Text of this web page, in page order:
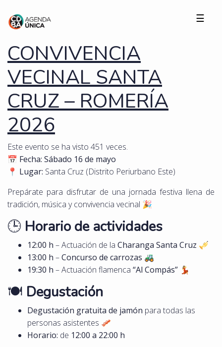
☰
CONVIVENCIA
VECINAL SANTA
CRUZ – ROMERÍA
2026
Este evento se ha visto 451 veces.
📅 Fecha: Sábado 16 de mayo
📍 Lugar: Santa Cruz (Distrito Periurbano Este)
Prepárate para disfrutar de una jornada festiva llena de
tradición, música y convivencia vecinal 🎉
🕒 Horario de actividades
12:00 h – Actuación de la Charanga Santa Cruz 🎺
13:00 h –Concurso de carrozas 🚜
19:30 h – Actuación flamenca “Al Compás” 💃
🍽️ Degustación
Degustación gratuita de jamón para todas las
personas asistentes 🥓
Horario: de 12:00 a 22:00 h